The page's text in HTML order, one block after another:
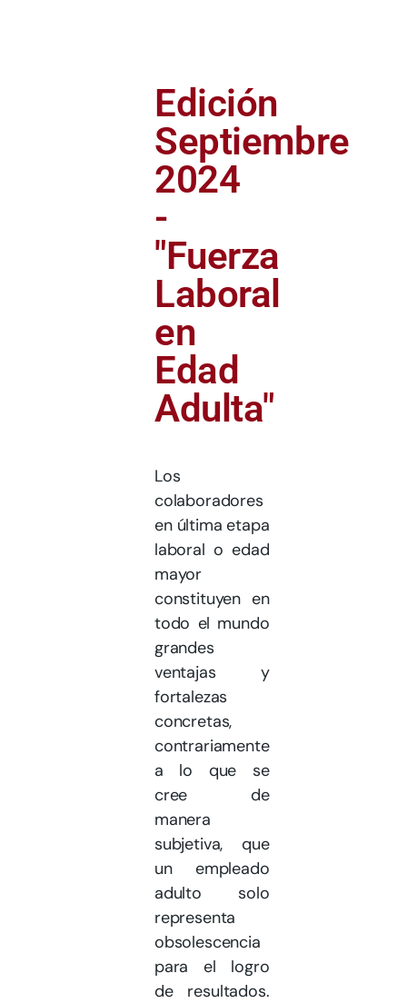
Edición
Septiembre
2024
-
"Fuerza
Laboral
en
Edad
Adulta"
Los
colaboradores
en última etapa
laboral o edad
mayor
constituyen en
todo el mundo
grandes
ventajas y
fortalezas
concretas,
contrariamente
a lo que se
cree de
manera
subjetiva, que
un empleado
adulto solo
representa
obsolescencia
para el logro
de resultados.